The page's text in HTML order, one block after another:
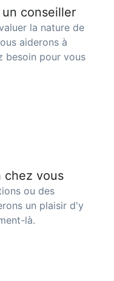
conseiller
la nature de
aiderons à
besoin pour vous
chez vous
ou des
un plaisir d'y
là.